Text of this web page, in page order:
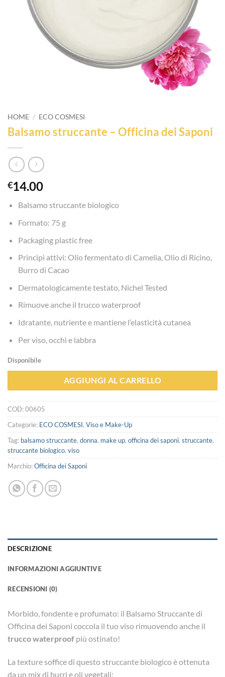
HOME / ECO COSMESI
Balsamo struccante – Officina dei Saponi
€14.00
Balsamo struccante biologico
Formato: 75 g
Packaging plastic free
Principi attivi: Olio fermentato di Camelia, Olio di Ricino,
Burro di Cacao
Dermatologicamente testato, Nichel Tested
Rimuove anche il trucco waterproof
Idratante, nutriente e mantiene l’elasticità cutanea
Per viso, occhi e labbra
Disponibile
AGGIUNGI AL CARRELLO
COD:00605
Categorie: ECO COSMESI, Viso e Make-Up
Tag: balsamo struccante, donna, make up, officina dei saponi, struccante,
struccante biologico, viso
Marchio:Officina dei Saponi
DESCRIZIONE
INFORMAZIONI AGGIUNTIVE
RECENSIONI (0)
Morbido, fondente e profumato: il Balsamo Struccante di
Officina dei Saponi coccola il tuo viso rimuovendo anche il
trucco waterproof più ostinato!
La texture soffice di questo struccante biologico è ottenuta
da un mix di burri e oli vegetali: